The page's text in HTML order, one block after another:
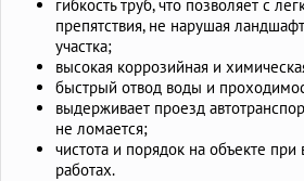
гибкость труб, что позволяет с
препятствия, не нарушая
участка;
высокая коррозийная и
быстрый отвод воды и
выдерживает проезд
не ломается;
чистота и порядок на объекте
работах.